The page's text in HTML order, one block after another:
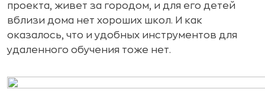
проекта, живет за городом, и для его детей
вблизи дома нет хороших школ. И как
оказалось, что и удобных инструментов для
удаленного обучения тоже нет.